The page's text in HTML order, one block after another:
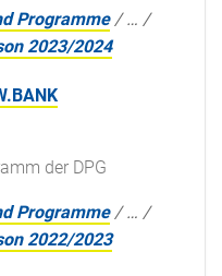
Programme /… /
2023/2024
der DPG
Programme /… /
2022/2023